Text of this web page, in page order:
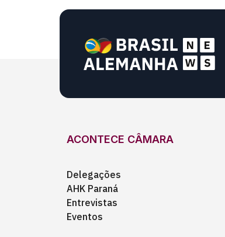
ACONTECE CÂMARA
Delegações
AHK Paraná
Entrevistas
Eventos